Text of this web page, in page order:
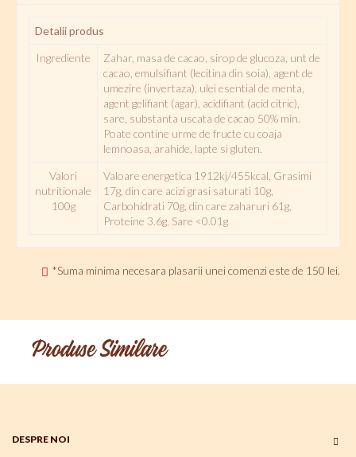
Detalii produs
Ingrediente
Zahar, masa de cacao, sirop de glucoza, unt de
cacao, emulsifiant (lecitina din soia), agent de
umezire (invertaza), ulei esential de menta,
agent gelifiant (agar), acidifiant (acid citric),
sare, substanta uscata de cacao 50% min.
Poate contine urme de fructe cu coaja
lemnoasa, arahide, lapte si gluten.
Valori
nutritionale
100g
Valoare energetica 1912kj/455kcal, Grasimi
17g, din care acizi grasi saturati 10g,
Carbohidrati 70g, din care zaharuri 61g,
Proteine 3.6g, Sare <0.01g
*Suma minima necesara plasarii unei comenzi este de 150 lei.
Produse Similare
DESPRE NOI